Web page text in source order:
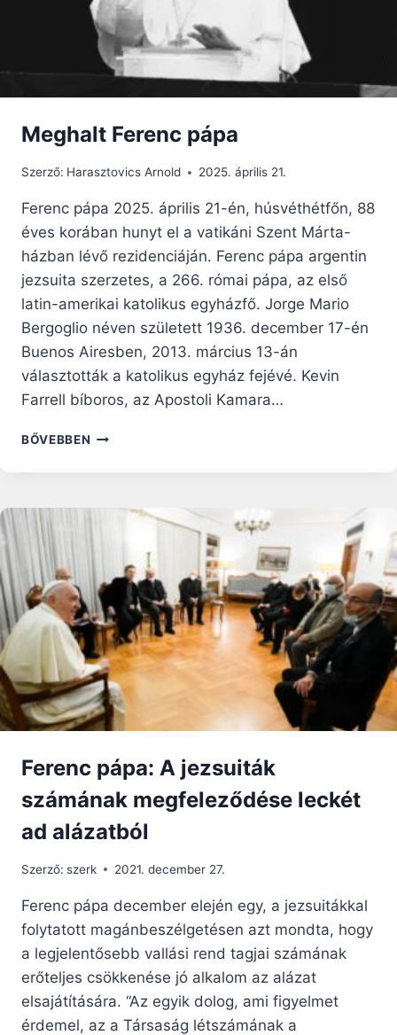
Meghalt Ferenc pápa
Szerző: Harasztovics Arnold 2025. április 21.
Ferenc pápa 2025. április 21-én, húsvéthétfőn, 88
éves korában hunyt el a vatikáni Szent Márta-
házban lévő rezidenciáján. Ferenc pápa argentin
jezsuita szerzetes, a 266. római pápa, az első
latin-amerikai katolikus egyházfő. Jorge Mario
Bergoglio néven született 1936. december 17-én
Buenos Airesben, 2013. március 13-án
választották a katolikus egyház fejévé. Kevin
Farrell bíboros, az Apostoli Kamara…
BŐVEBBEN MEGHALT
Ferenc pápa: A jezsuiták
számának megfeleződése leckét
ad alázatból
Szerző: szerk 2021. december 27.
Ferenc pápa december elején egy, a jezsuitákkal
folytatott magánbeszélgetésen azt mondta, hogy
a legjelentősebb vallási rend tagjai számának
erőteljes csökkenése jó alkalom az alázat
elsajátítására. “Az egyik dolog, ami figyelmet
érdemel, az a Társaság létszámának a